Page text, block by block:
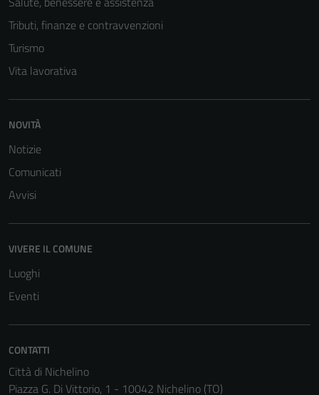
Tributi, finanze e contravvenzioni
Turismo
Vita lavorativa
NOVITÀ
Notizie
Comunicati
Avvisi
VIVERE IL COMUNE
Luoghi
Eventi
CONTATTI
Città di Nichelino
Piazza G. Di Vittorio, 1 - 10042 Nichelino (TO)
personali.